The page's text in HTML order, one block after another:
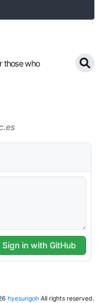
those who
hyesungoh All rights reserved.